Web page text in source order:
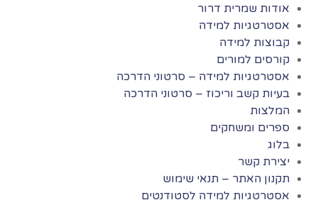
אודות שמרית דרור
אסטרטגיות למידה
קבוצות למידה
קורסים למורים
אסטרטגיות למידה – סרטוני הדרכה
בעיות קשב וריכוז – סרטוני הדרכה
המלצות
ספרים ומשחקים
בלוג
יצירת קשר
תקנון האתר – תנאי שימוש
אסטרטגיות למידה לסטודנטים